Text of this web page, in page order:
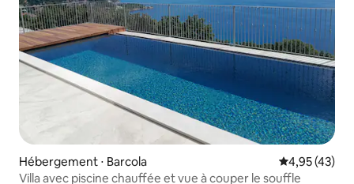
Hébergement ⋅ Barcola Évaluation
4,95 (43)
Villa avec piscine chauffée et vue à couper le souffle